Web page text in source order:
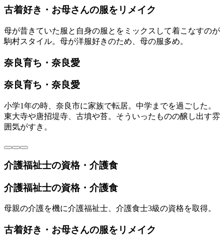
古着好き・お母さんの服をリメイク
母が昔きていた服と自身の服とをミックスして着こなすのが
駒村スタイル。母が洋服好きのため、母の服多め。
奈良育ち・奈良愛
奈良育ち・奈良愛
小学1年の時、奈良市に家族で転居。中学までを過ごした。
東大寺や唐招堤寺、古墳や苔。そういったものの醸し出す雰
囲気がすき。
介護福祉士の資格・介護食
介護福祉士の資格・介護食
母親の介護を機に介護福祉士、介護食士3級の資格を取得。
古着好き・お母さんの服をリメイク